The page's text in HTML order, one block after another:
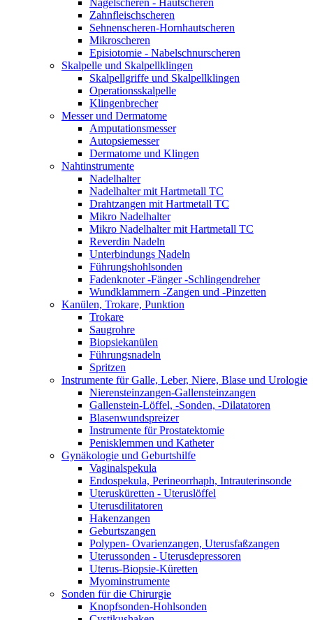
Nagelscheren - Hautscheren
Zahnfleischscheren
Sehnenscheren-Hornhautscheren
Mikroscheren
Episiotomie - Nabelschnurscheren
Skalpelle und Skalpellklingen
Skalpellgriffe und Skalpellklingen
Operationsskalpelle
Klingenbrecher
Messer und Dermatome
Amputationsmesser
Autopsiemesser
Dermatome und Klingen
Nahtinstrumente
Nadelhalter
Nadelhalter mit Hartmetall TC
Drahtzangen mit Hartmetall TC
Mikro Nadelhalter
Mikro Nadelhalter mit Hartmetall TC
Reverdin Nadeln
Unterbindungs Nadeln
Führungshohlsonden
Fadenknoter -Fänger -Schlingendreher
Wundklammern -Zangen und -Pinzetten
Kanülen, Trokare, Punktion
Trokare
Saugrohre
Biopsiekanülen
Führungsnadeln
Spritzen
Instrumente für Galle, Leber, Niere, Blase und Urologie
Nierensteinzangen-Gallensteinzangen
Gallenstein-Löffel, -Sonden, -Dilatatoren
Blasenwundspreizer
Instrumente für Prostatektomie
Penisklemmen und Katheter
Gynäkologie und Geburtshilfe
Vaginalspekula
Endospekula, Perineorrhaph, Intrauterinsonde
Uterusküretten - Uteruslöffel
Uterusdilitatoren
Hakenzangen
Geburtszangen
Polypen- Ovarienzangen, Uterusfaßzangen
Uterussonden - Uterusdepressoren
Uterus-Biopsie-Küretten
Myominstrumente
Sonden für die Chirurgie
Knopfsonden-Hohlsonden